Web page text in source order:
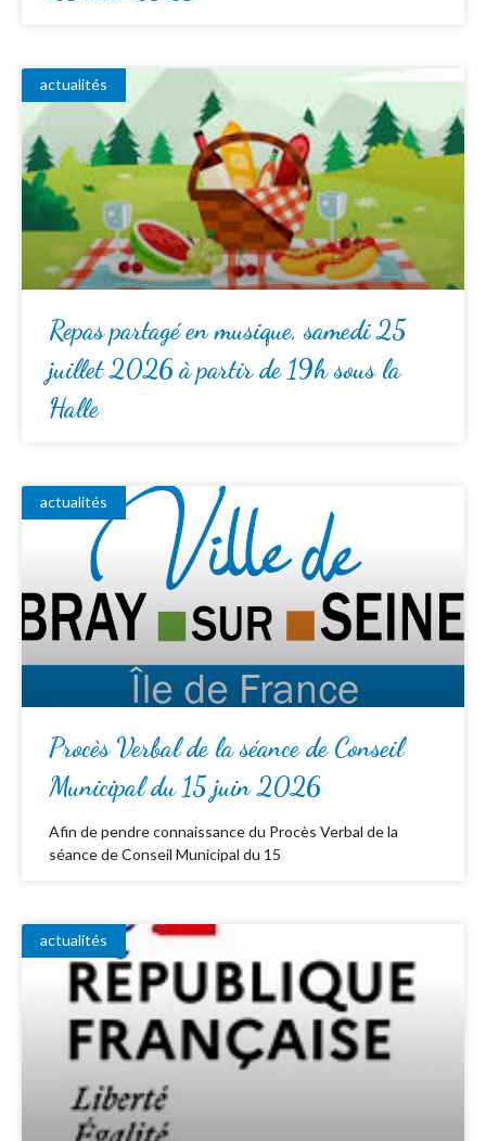
actualités
Repas partagé en musique, samedi 25
juillet 2026 à partir de 19h sous la
Halle
actualités
Procès Verbal de la séance de Conseil
Municipal du 15 juin 2026
Afin de pendre connaissance du Procès Verbal de la
séance de Conseil Municipal du 15
actualités